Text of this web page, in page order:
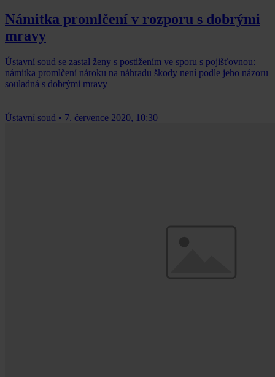
Námitka promlčení v rozporu s dobrými
mravy
Ústavní soud se zastal ženy s postižením ve sporu s pojišťovnou:
námitka promlčení nároku na náhradu škody není podle jeho názoru
souladná s dobrými mravy
Ústavní soud • 7. července 2020, 10:30